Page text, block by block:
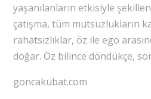
yaşanılanların etkisiyle
çatışma, tüm mutsuzlukların
rahatsızlıklar, öz ile ego
doğar. Öz bilince döndükçe,
goncakubat.com